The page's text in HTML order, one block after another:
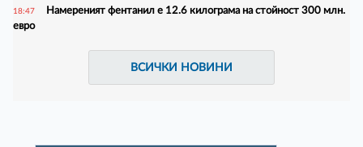
18:47
Намереният фентанил е 12.6 килограма на стойност 300 млн.
евро
ВСИЧКИ НОВИНИ